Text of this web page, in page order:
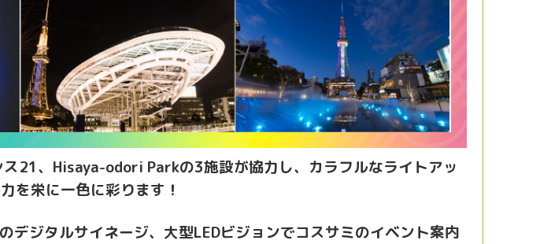
ス21、Hisaya-odori Parkの3施設が協力し、カラフルなライトアッ
を栄に一色に彩ります！
デジタルサイネージ、大型LEDビジョンでコスサミのイベント案内